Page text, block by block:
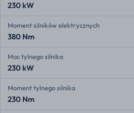
230 kW
Moment silników elektrycznych
380 Nm
Moc tylnego silnika
230 kW
Moment tylnego silnika
230 Nm